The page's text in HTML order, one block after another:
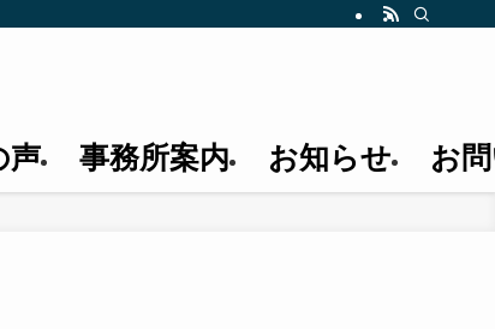
声 事務所案内 お知らせ お